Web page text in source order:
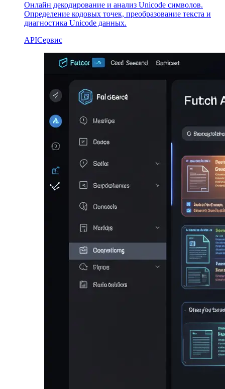
Онлайн декодирование и анализ Unicode символов.
Определение кодовых точек, преобразование текста и
диагностика Unicode данных.
APIСервис